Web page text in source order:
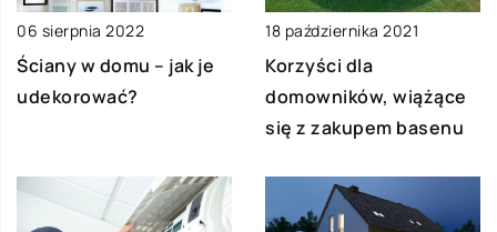
06 sierpnia 2022
Ściany w domu – jak je
udekorować?
18 października 2021
Korzyści dla
domowników, wiążące
się z zakupem basenu